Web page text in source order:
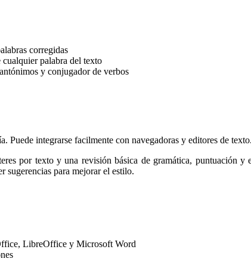
corregidas
palabra del texto
y conjugador de verbos
Puede integrarse facilmente con navegadoras y editores de texto.
por texto y una revisión básica de gramática, puntuación
sugerencias para mejorar el estilo.
LibreOffice y Microsoft Word